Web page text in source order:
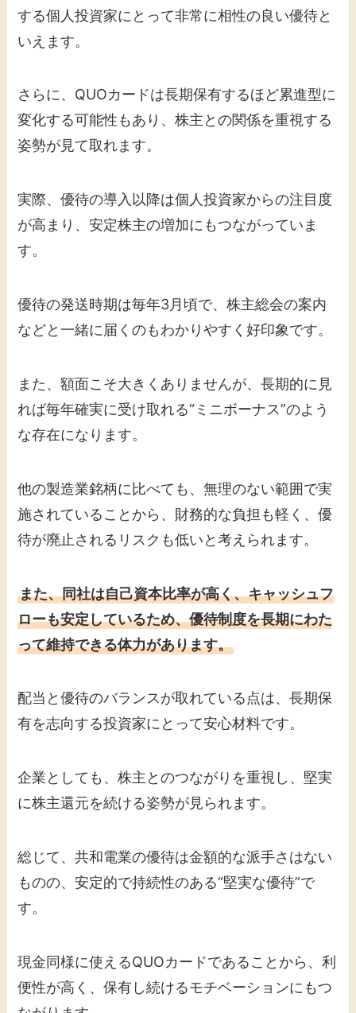
する個人投資家にとって非常に相性の良い優待と
いえます。
さらに、QUOカードは長期保有するほど累進型に
変化する可能性もあり、株主との関係を重視する
姿勢が見て取れます。
実際、優待の導入以降は個人投資家からの注目度
が高まり、安定株主の増加にもつながっていま
す。
優待の発送時期は毎年3月頃で、株主総会の案内
などと一緒に届くのもわかりやすく好印象です。
また、額面こそ大きくありませんが、長期的に見
れば毎年確実に受け取れる“ミニボーナス”のよう
な存在になります。
他の製造業銘柄に比べても、無理のない範囲で実
施されていることから、財務的な負担も軽く、優
待が廃止されるリスクも低いと考えられます。
また、同社は自己資本比率が高く、キャッシュフ
ローも安定しているため、優待制度を長期にわた
って維持できる体力があります。
配当と優待のバランスが取れている点は、長期保
有を志向する投資家にとって安心材料です。
企業としても、株主とのつながりを重視し、堅実
に株主還元を続ける姿勢が見られます。
総じて、共和電業の優待は金額的な派手さはない
ものの、安定的で持続性のある“堅実な優待”で
す。
現金同様に使えるQUOカードであることから、利
便性が高く、保有し続けるモチベーションにもつ